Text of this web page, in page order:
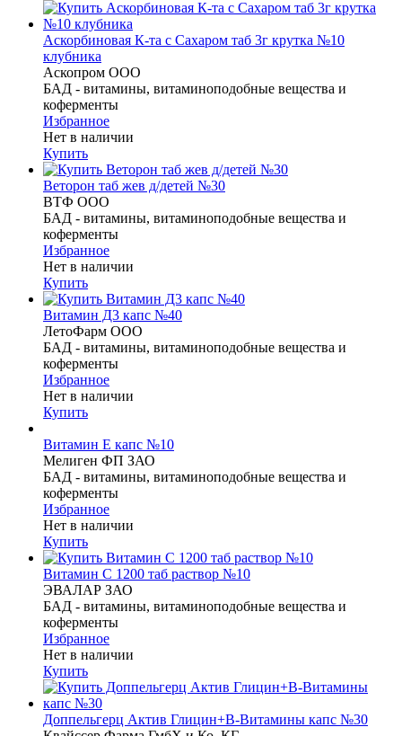
Аскорбиновая К-та с Сахаром таб 3г крутка №10
клубника
Аскопром ООО
БАД - витамины, витаминоподобные вещества и
коферменты
Избранное
Нет в наличии
Купить
Веторон таб жев д/детей №30
ВТФ ООО
БАД - витамины, витаминоподобные вещества и
коферменты
Избранное
Нет в наличии
Купить
Витамин Д3 капс №40
ЛетоФарм ООО
БАД - витамины, витаминоподобные вещества и
коферменты
Избранное
Нет в наличии
Купить
Витамин Е капс №10
Мелиген ФП ЗАО
БАД - витамины, витаминоподобные вещества и
коферменты
Избранное
Нет в наличии
Купить
Витамин С 1200 таб раствор №10
ЭВАЛАР ЗАО
БАД - витамины, витаминоподобные вещества и
коферменты
Избранное
Нет в наличии
Купить
Доппельгерц Актив Глицин+В-Витамины капс №30